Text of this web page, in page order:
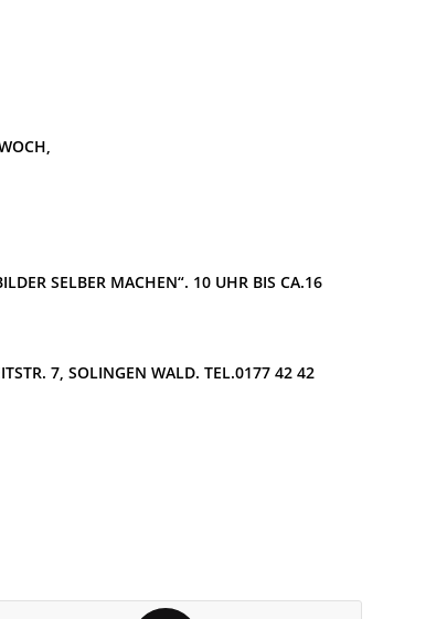
SELBER MACHEN“. 10 UHR BIS CA.16
7, SOLINGEN WALD. TEL.0177 42 42